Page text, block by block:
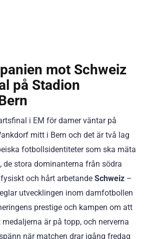
mot Schweiz
på Stadion
i EM för damer väntar på
mitt i Bern och det är två lag
fotbollsidentiteter som ska mäta
, de stora dominanterna från södra
och hårt arbetande Schweiz –
utvecklingen inom damfotbollen
prestige och kampen om att
är på topp, och nerverna
när matchen drar igång fredag